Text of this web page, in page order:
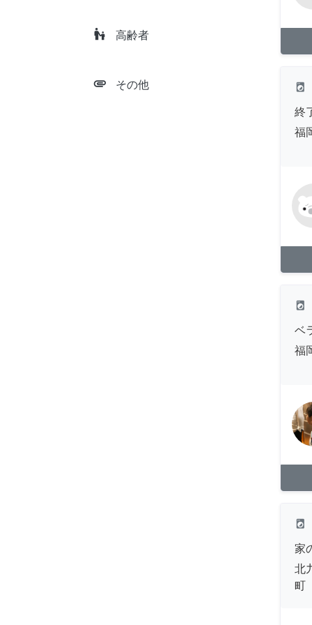
escalator_warning 高齢者
attachment その他 local_laundry_service
終
福
local_laundry_service
ベ
福
local_laundry_service
家
北
町